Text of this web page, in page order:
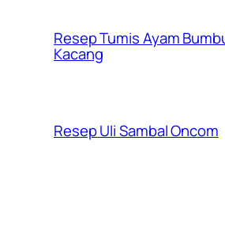
Resep Tumis Ayam
Kacang
Resep Uli Sambal Oncom